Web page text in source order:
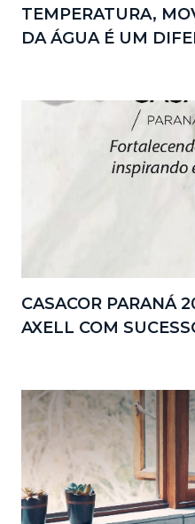
TEMPERATURA,
DA ÁGUA É UM
CASACOR PARANÁ
AXELL COM